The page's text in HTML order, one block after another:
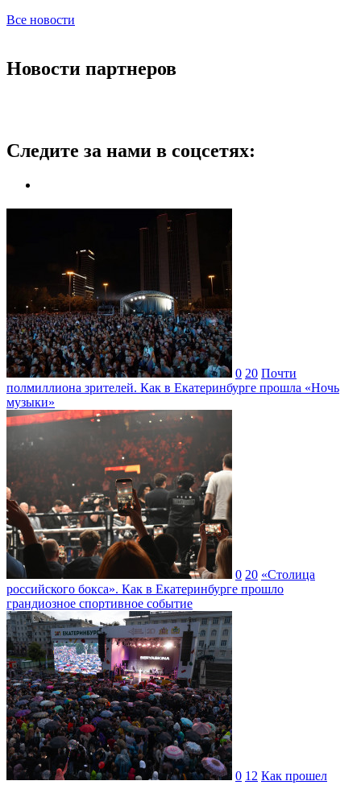
Все новости
Новости партнеров
Следите за нами в соцсетях:
0 20 Почти
полмиллиона зрителей. Как в Екатеринбурге прошла «Ночь
музыки»
0 20 «Столица
российского бокса». Как в Екатеринбурге прошло
грандиозное спортивное событие
0 12 Как прошел